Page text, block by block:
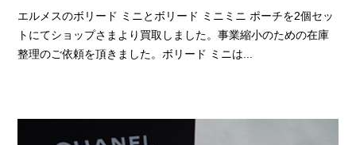
エルメスのボリード ミニとボリード ミニミニ ポーチを2個セッ
トにてショップさまより買取しました。事業縮小のための在庫
整理のご依頼を頂きました。ボリード ミニは...